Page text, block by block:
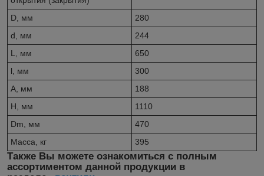
D, мм
280
d, мм
244
L, мм
650
l, мм
300
A, мм
188
H, мм
1110
Dm, мм
470
Масса, кг
395
Также Вы можете ознакомиться с полным
ассортиментом данной продукции в